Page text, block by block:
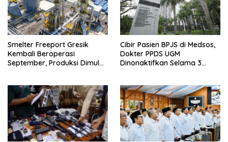
Smelter Freeport Gresik
Kembali Beroperasi
September, Produksi Dimulai
Cibir Pasien BPJS di Medsos,
Dokter PPDS UGM
Dinonaktifkan Selama 3